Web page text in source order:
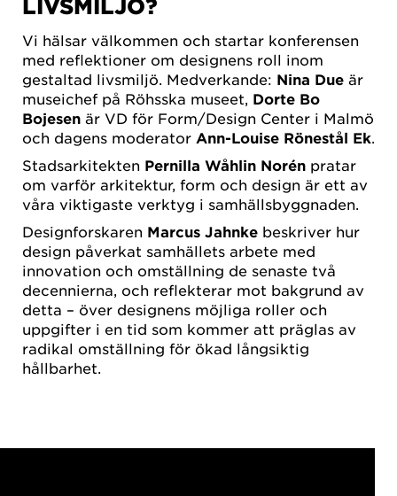
DENNA
FÖR
YouTube
LIVSMILJÖ?
Vi hälsar välkommen och startar konferensen
med reflektioner om designens roll inom
gestaltad livsmiljö. Medverkande: Nina Due är
museichef på Röhsska museet, Dorte Bo
Bojesen är VD för Form/Design Center i Malmö
och dagens moderator Ann-Louise Rönestål Ek
Stadsarkitekten Pernilla Wåhlin Norén pratar
om varför arkitektur, form och design är ett av
våra viktigaste verktyg i samhällsbyggnaden.
Designforskaren Marcus Jahnke beskriver hur
design påverkat samhällets arbete med
innovation och omställning de senaste två
decennierna, och reflekterar mot bakgrund av
detta – över designens möjliga roller och
uppgifter i en tid som kommer att präglas av
radikal omställning för ökad långsiktig
hållbarhet.